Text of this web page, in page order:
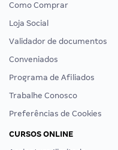
Como Comprar
Loja Social
Validador de documentos
Conveniados
Programa de Afiliados
Trabalhe Conosco
Preferências de Cookies
CURSOS ONLINE